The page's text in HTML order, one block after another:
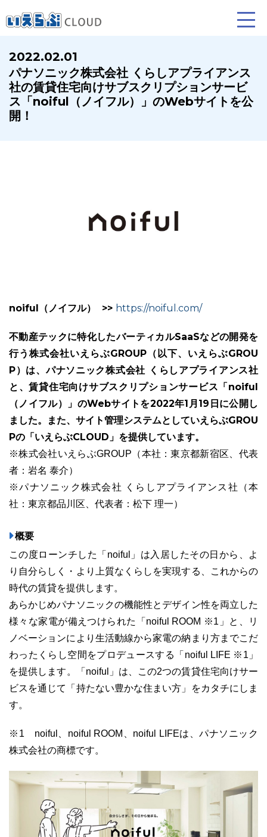
賃貸仲介
業務向け機能
売買仲介
業務向け機能
賃貸管理
業務向け機能
ホームページ制作について プラン紹介･制作の流れ
ユーザーインタビュー ホームページ制作実績
ニュース一覧 お役立ちブログ 資料ダウンロード
特長 サービス一覧 プラン
03-6689-1791
2022.02.01
パナソニック株式会社 くらしアプライアンス
社の賃貸住宅向けサブスクリプションサービ
ス「noiful（ノイフル）」のWebサイトを公
開！
noiful（ノイフル） >> https://noiful.com/
不動産テックに特化したバーティカルSaaSなどの開発を
行う株式会社いえらぶGROUP（以下、いえらぶGROU
P）は、パナソニック株式会社 くらしアプライアンス社
と、賃貸住宅向けサブスクリプションサービス「noiful
（ノイフル）」のWebサイトを2022年1月19日に公開し
ました。また、サイト管理システムとしていえらぶGROU
Pの「いえらぶCLOUD」を提供しています。
※株式会社いえらぶGROUP（本社：東京都新宿区、代表
者：岩名 泰介）
※パナソニック株式会社 くらしアプライアンス社（本
社：東京都品川区、代表者：松下 理一）
概要
この度ローンチした「noiful」は入居したその日から、よ
り自分らしく・より上質なくらしを実現する、これからの
時代の賃貸を提供します。
あらかじめパナソニックの機能性とデザイン性を両⽴した
様々な家電が備えつけられた「noiful ROOM ※1」と、リ
ノベーションにより生活動線から家電の納まり方までこだ
わったくらし空間をプロデュースする「noiful LIFE ※1」
を提供します。「noiful」は、この2つの賃貸住宅向けサー
ビスを通じて「持たない豊かな住まい方」をカタチにしま
す。
※1 noiful、noiful ROOM、noiful LIFEは、パナソニック
株式会社の商標です。